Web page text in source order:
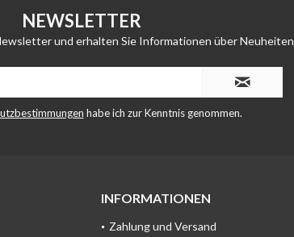
NEWSLETTER
und erhalten Sie Informationen über Neuheiten
habe ich zur Kenntnis genommen.
INFORMATIONEN
Zahlung und Versand